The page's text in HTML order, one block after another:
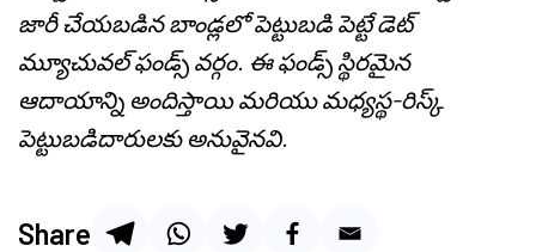
జారీ చేయబడిన బాండ్లలో పెట్టుబడి పెట్టే డెట్
మ్యూచువల్ ఫండ్స్ వర్గం. ఈ ఫండ్స్ స్థిరమైన
ఆదాయాన్ని అందిస్తాయి మరియు మధ్యస్థ-రిస్క్
పెట్టుబడిదారులకు అనువైనవి.
Share